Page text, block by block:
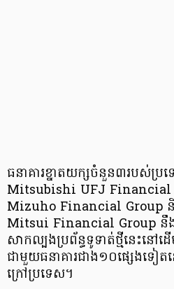
ធនាគារខ្នាតយក្សចំនួន៣របស់ប្រ
Mitsubishi UFJ Financial
Mizuho Financial Group
Mitsui Financial Group នឹង
សាកល្បងប្រព័ន្ធទូទាត់ថ្មីនេះនៅដើ
ជាមួយធនាគារជាង១០ផ្សេងទៀ
ក្រៅប្រទេស។